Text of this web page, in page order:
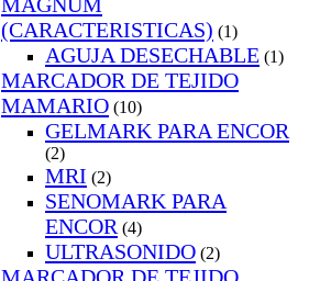
(CARACTERISTICAS) (1)
AGUJA DESECHABLE (1)
MARCADOR DE TEJIDO
MAMARIO (10)
GELMARK PARA ENCOR
(2)
MRI (2)
SENOMARK PARA
ENCOR (4)
ULTRASONIDO (2)